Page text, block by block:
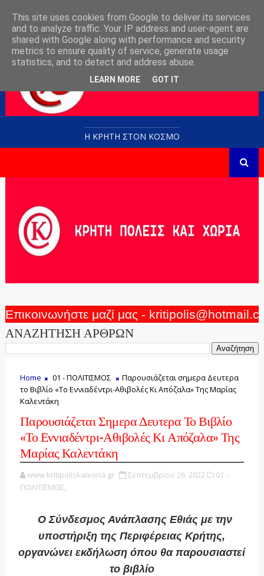
Η ΚΡΗΤΗ ΣΤΟN KOΣΜΟ
Επικοινωνήστε μαζί μας -
ΑΝΑΖΗΤΗΣΗ ΑΡΘΡΩΝ
Home 01 - ΠΟΛΙΤΙΣΜΟΣ
Παρουσιάζεται σημερα Δευτερα
το Βιβλίο «Το Εννιαδέντρι-Αθιβολές Κι Απόζαλα» Της Μαρίας
Καλεντάκη
Παρουσιάζεται Σημερα Δευτερα Το Βιβλίο
«Το Εννιαδέντρι-Αθιβολές Κι Απόζαλα» Της
Μαρίας Καλεντάκη
www.kritipoliskaixoria.gr Σεπτεμβρίου 26, 2022
01 -
ΠΟΛΙΤΙΣΜΟΣ,
Ο Σύνδεσμος Ανάπλασης Εθιάς με την
υποστήριξη της Περιφέρειας Κρήτης,
οργανώνει εκδήλωση όπου θα παρουσιαστεί
το βιβλίο
This site uses cookies from Google to deliver its services
and to analyze traffic. Your IP address and user-agent are
shared with Google along with performance and security
metrics to ensure quality of service, generate usage
statistics, and to detect and address abuse.
LEARN MORE GOT IT